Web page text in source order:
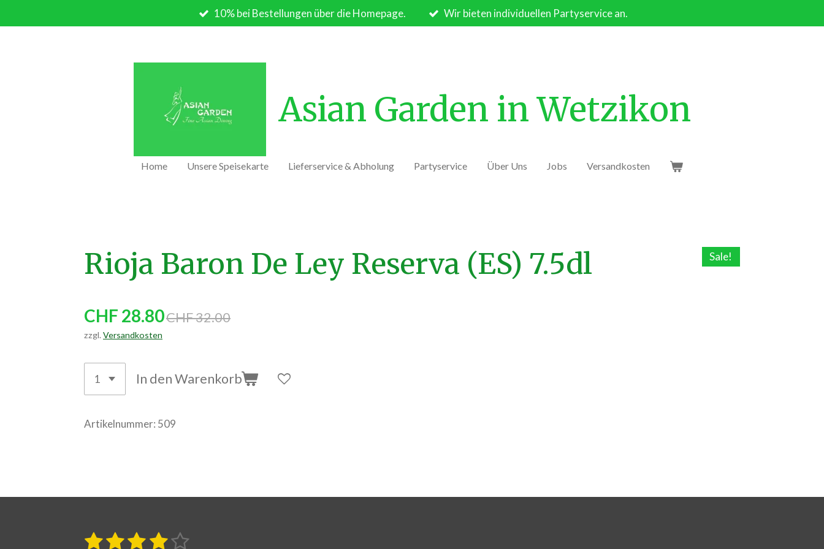
Hauptinhalt
10% bei Bestellungen über die Homepage. Wir bieten individuellen Partyservice an.
Asian Garden in Wetzikon
Home Unsere Speisekarte Lieferservice & Abholung Partyservice Über Uns Jobs Versandkosten
Rioja Baron De Ley Reserva (ES) 7.5dl Sale!
CHF 28.80CHF 32.00
zzgl. Versandkosten
In den Warenkorb
Artikelnummer: 509
B
1 2 3 4 5
B